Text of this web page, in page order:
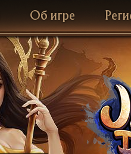
Об игре